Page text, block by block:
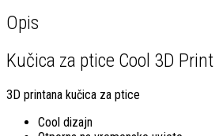
Opis
Kučica za ptice Cool 3D Print
3D printana kučica za ptice
Cool dizajn